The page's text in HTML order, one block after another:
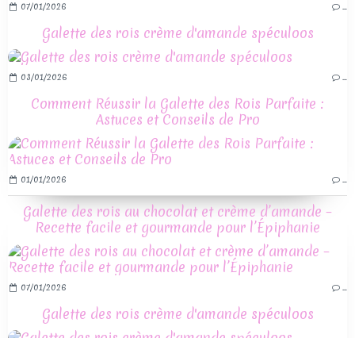
07/01/2026 …
Galette des rois crème d'amande spéculoos
03/01/2026 …
Comment Réussir la Galette des Rois Parfaite :
Astuces et Conseils de Pro
01/01/2026 …
Galette des rois au chocolat et crème d’amande –
Recette facile et gourmande pour l’Épiphanie
07/01/2026 …
Galette des rois crème d'amande spéculoos